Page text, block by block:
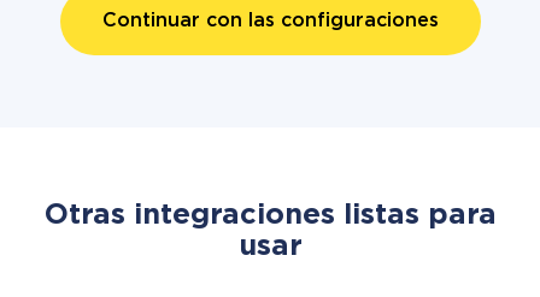
Continuar con las configuraciones
Otras integraciones listas para
usar